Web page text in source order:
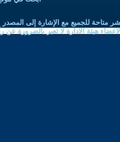
متاحة للجميع مع الإشارة إلى المصدر
هيئة الادارة لا تعبر بالضرورة عن